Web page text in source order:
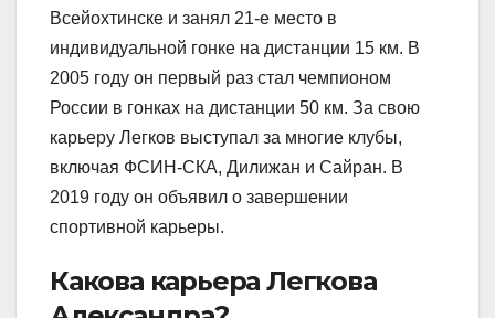
Всейохтинске и занял 21-е место в
индивидуальной гонке на дистанции 15 км. В
2005 году он первый раз стал чемпионом
России в гонках на дистанции 50 км. За свою
карьеру Легков выступал за многие клубы,
включая ФСИН-СКА, Дилижан и Сайран. В
2019 году он объявил о завершении
спортивной карьеры.
Какова карьера Легкова